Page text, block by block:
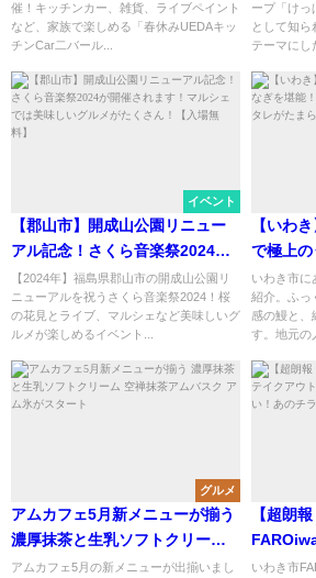
貨、ライブペイントなど、家族
で楽しめるイベントが盛りだく
催！キッチンカー、雑貨、ライブペイント
など、家族で楽しめる「春休みUEDAキッ
チンCar二バール...
解禁！
ープ「けっ
として知ら
テーマにし
イベント
【郡山市】開成山公園リニュー
アル記念！さくら音楽祭2024が
開催されます！マルシェでは美
味しいグルメがたくさん！【入
場無料】
【2024年】福島県郡山市の開成山公園リ
ニューアルを祝うさくら音楽祭2024！桜
の花見とライブ、マルシェなど美味しいグ
ルメが楽しめるイベント...
【いわ
で極上の
るよう
たまらな
いわき市に
紹介。ふっ
感の鰻と、
す。地元の
グルメ
アムカフェ5月新メニューが揃う
濃厚抹茶と生乳ソフトクリーム
空禅抹茶アムバスク アム氷がス
アムカフェ5月の新メニューが出揃いまし
【超朗
ト・デ
いわき市